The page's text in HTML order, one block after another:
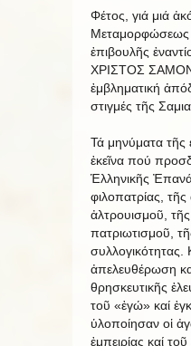
Φέτος, γιά μιά
Μεταμορφώσεως
ἐπιβουλῆς
ΧΡΙΣΤΟΣ
ἐμβληματική
στιγμές τῆς
Τά μηνύματα τῆς
ἐκεῖνα πού
Ἑλληνικῆς
φιλοπατρίας,
ἀλτρουισμοῦ,
πατριωτισμοῦ,
ἀπελευθέρωση
θρησκευτικῆς
τοῦ «ἐγώ» καί
ὑλοποίησαν οἱ
ἐμπειρίας καί